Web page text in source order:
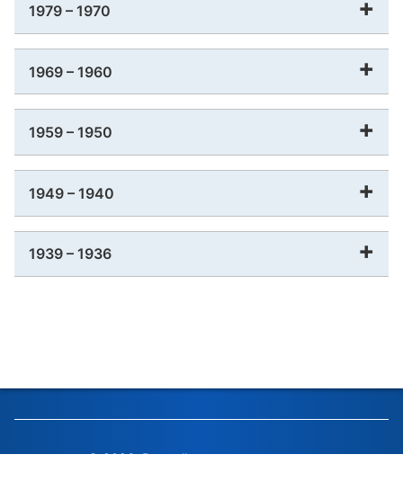
1979 – 1970
1969 – 1960
1959 – 1950
1949 – 1940
1939 – 1936
© 2026, Российская академия наук